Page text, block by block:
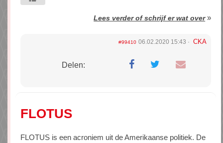
Lees verder of schrijf er wat over»
#99410 06.02.2020 15:43 CKA
Delen:
FLOTUS
FLOTUS is een acroniem uit de Amerikaanse politiek. De